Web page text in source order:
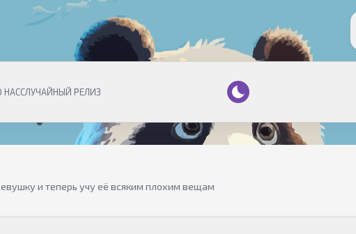
НАССЛУЧАЙНЫЙ РЕЛИЗ
и теперь учу её всяким плохим вещам